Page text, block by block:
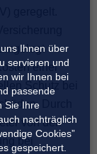
Ihnen über
servieren und
wir Ihnen bei
passende
Sie Ihre
nachträglich
Cookies”
gespeichert.
einer
Schutz bei
Durch
von den
bei